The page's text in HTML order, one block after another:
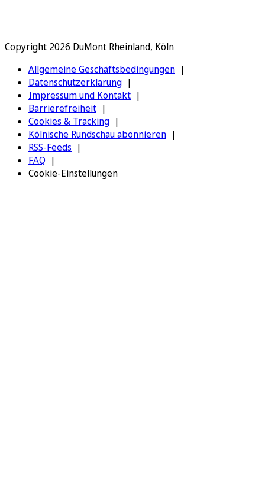
Copyright 2026 DuMont Rheinland, Köln
Allgemeine Geschäftsbedingungen
Datenschutzerklärung
Impressum und Kontakt
Barrierefreiheit
Cookies & Tracking
Kölnische Rundschau abonnieren
RSS-Feeds
FAQ
Cookie-Einstellungen